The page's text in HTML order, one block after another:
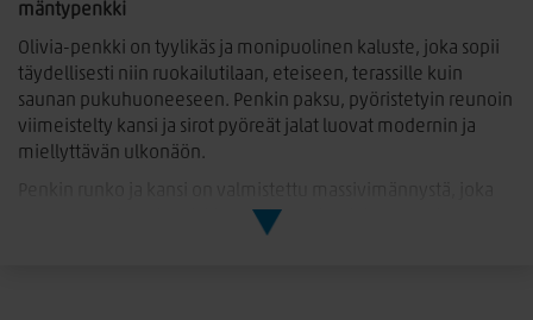
mäntypenkki
Olivia-penkki on tyylikäs ja monipuolinen kaluste, joka sopii
täydellisesti niin ruokailutilaan, eteiseen, terassille kuin
saunan pukuhuoneeseen. Penkin paksu, pyöristetyin reunoin
viimeistelty kansi ja sirot pyöreät jalat luovat modernin ja
miellyttävän ulkonäön.
tuo luonnollista lämpöä ja kestävyyttä. Olivia-penkki on